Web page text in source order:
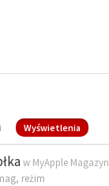
Wyświetlenia
w MyApple Magazyn
, reżim